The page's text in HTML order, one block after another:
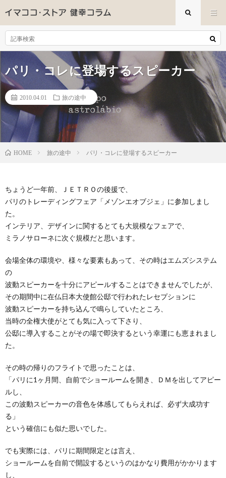
パリ・コレに登場するスピーカー
2010.04.01 旅の途中
HOME 旅の途中 パリ・コレに登場するスピーカー
ちょうど一年前、ＪＥＴＲＯの後援で、
パリのトレーディングフェア「メゾンエオブジェ」に参加しまし
た。
インテリア、デザインに関するとても大規模なフェアで、
ミラノサローネに次ぐ規模だと思います。
会場全体の環境や、様々な要素もあって、その時はエムズシステム
の
波動スピーカーを十分にアピールすることはできませんでしたが、
その期間中に在仏日本大使館公邸で行われたレセプションに
波動スピーカーを持ち込んで鳴らしていたところ、
当時の全権大使がとても気に入って下さり、
公邸に導入することがその場で即決するという幸運にも恵まれまし
た。
その時の帰りのフライトで思ったことは、
「パリに1ヶ月間、自前でショールームを開き、ＤＭを出してアピー
ルし、
この波動スピーカーの音色を体感してもらえれば、必ず大成功す
る」
という確信にも似た思いでした。
でも実際には、パリに期間限定とは言え、
ショールームを自前で開設するというのはかなり費用がかかります
し、